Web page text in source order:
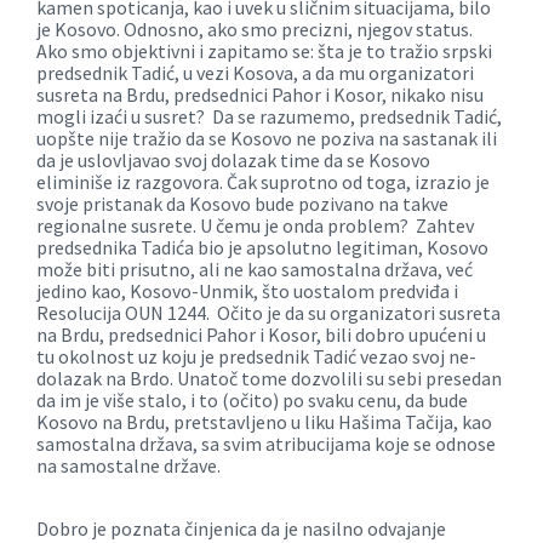
kamen spoticanja, kao i uvek u sličnim situacijama, bilo
je Kosovo. Odnosno, ako smo precizni, njegov status.
Ako smo objektivni i zapitamo se: šta je to tražio srpski
predsednik Tadić, u vezi Kosova, a da mu organizatori
susreta na Brdu, predsednici Pahor i Kosor, nikako nisu
mogli izaći u susret? Da se razumemo, predsednik Tadić,
uopšte nije tražio da se Kosovo ne poziva na sastanak ili
da je uslovljavao svoj dolazak time da se Kosovo
eliminiše iz razgovora. Čak suprotno od toga, izrazio je
svoje pristanak da Kosovo bude pozivano na takve
regionalne susrete. U čemu je onda problem? Zahtev
predsednika Tadića bio je apsolutno legitiman, Kosovo
može biti prisutno, ali ne kao samostalna država, već
jedino kao, Kosovo-Unmik, što uostalom predviđa i
Resolucija OUN 1244. Očito je da su organizatori susreta
na Brdu, predsednici Pahor i Kosor, bili dobro upućeni u
tu okolnost uz koju je predsednik Tadić vezao svoj ne-
dolazak na Brdo. Unatoč tome dozvolili su sebi presedan
da im je više stalo, i to (očito) po svaku cenu, da bude
Kosovo na Brdu, pretstavljeno u liku Hašima Tačija, kao
samostalna država, sa svim atribucijama koje se odnose
na samostalne države.
Dobro je poznata činjenica da je nasilno odvajanje